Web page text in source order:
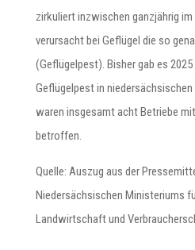
zirkuliert inzwischen ganzjährig
verursacht bei Geflügel die so
(Geflügelpest). Bisher gab es
Geflügelpest in niedersächsischen
waren insgesamt acht Betriebe
betroffen.
Quelle: Auszug aus der
Niedersächsischen Ministeriums
Landwirtschaft und